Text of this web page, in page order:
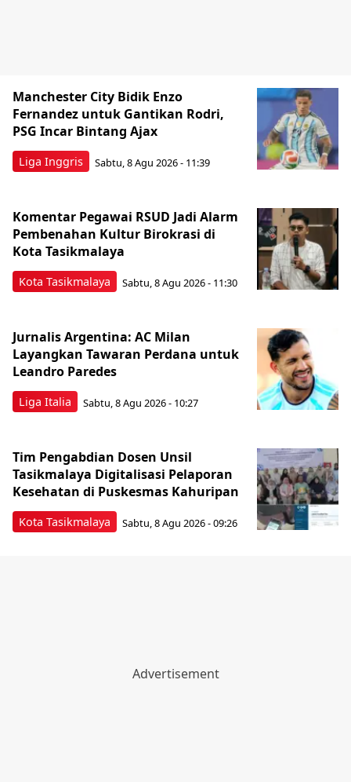
Liga Inggris
Manchester City Bidik Enzo
Fernandez untuk Gantikan Rodri,
PSG Incar Bintang Ajax
Sabtu, 8 Agu 2026 - 11:39
Kota Tasikmalaya
Komentar Pegawai RSUD Jadi Alarm
Pembenahan Kultur Birokrasi di
Kota Tasikmalaya
Sabtu, 8 Agu 2026 - 11:30
Liga Italia
Jurnalis Argentina: AC Milan
Layangkan Tawaran Perdana untuk
Leandro Paredes
Sabtu, 8 Agu 2026 - 10:27
Kota Tasikmalaya
Tim Pengabdian Dosen Unsil
Tasikmalaya Digitalisasi Pelaporan
Kesehatan di Puskesmas Kahuripan
Sabtu, 8 Agu 2026 - 09:26